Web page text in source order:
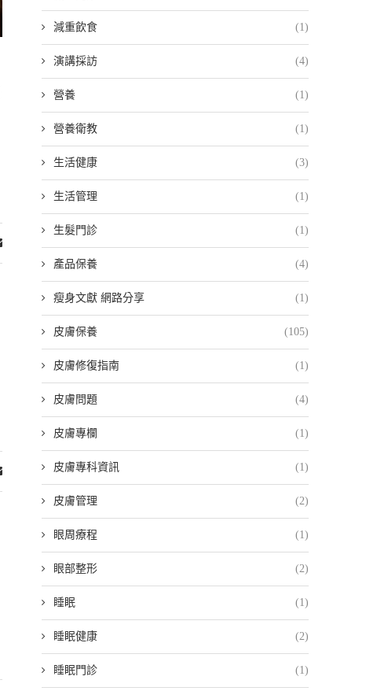
減重飲食 (1)
演講採訪 (4)
營養 (1)
營養衛教 (1)
生活健康 (3)
生活管理 (1)
生髮門診 (1)
產品保養 (4)
瘦身文獻 網路分享 (1)
皮膚保養 (105)
皮膚修復指南 (1)
皮膚問題 (4)
皮膚專欄 (1)
皮膚專科資訊 (1)
皮膚管理 (2)
眼周療程 (1)
眼部整形 (2)
睡眠 (1)
睡眠健康 (2)
睡眠門診 (1)